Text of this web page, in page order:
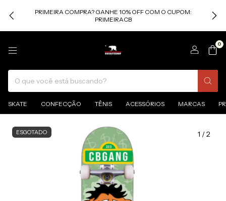
PRIMEIRA COMPRA? GANHE 10% OFF COM O CUPOM:
PRIMEIRACB
0
SKATE CONFECÇÃO TÊNIS ACESSÓRIOS MARCAS
ESGOTADO 1 /2